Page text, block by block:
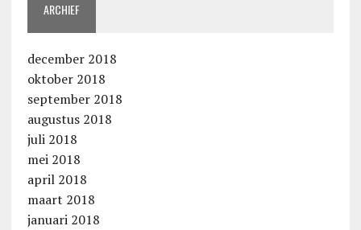
ARCHIEF
december 2018
oktober 2018
september 2018
augustus 2018
juli 2018
mei 2018
april 2018
maart 2018
januari 2018